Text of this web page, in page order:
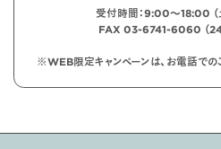
受付時間：9:00〜18:00 （
FAX 03-6741-6060 （24
※WEB限定キャンペーンは、お電話での